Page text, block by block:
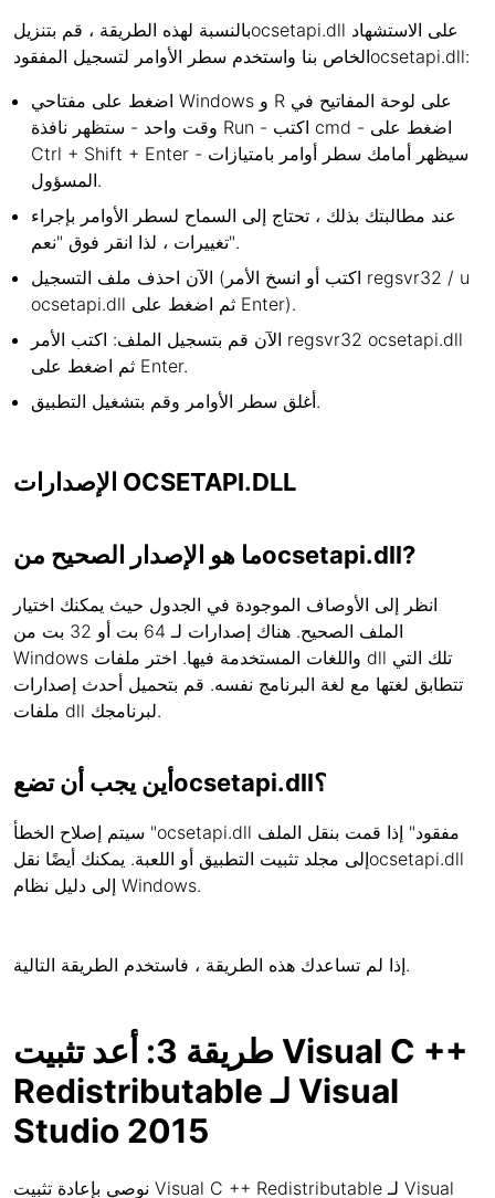
بالنسبة لهذه الطريقة ، قم بتنزيلocsetapi.dll على الاستشهاد
الخاص بنا واستخدم سطر الأوامر لتسجيل المفقودocsetapi.dll:
اضغط على مفتاحي Windows و R على لوحة المفاتيح في
وقت واحد - ستظهر نافذة Run - اكتب cmd - اضغط على
Ctrl + Shift + Enter - سيظهر أمامك سطر أوامر بامتيازات
المسؤول.
عند مطالبتك بذلك ، تحتاج إلى السماح لسطر الأوامر بإجراء
تغييرات ، لذا انقر فوق "نعم".
الآن احذف ملف التسجيل (اكتب أو انسخ الأمر regsvr32 / u
ocsetapi.dll ثم اضغط على Enter).
الآن قم بتسجيل الملف: اكتب الأمر regsvr32 ocsetapi.dll
ثم اضغط على Enter.
أغلق سطر الأوامر وقم بتشغيل التطبيق.
الإصدارات OCSETAPI.DLL
ما هو الإصدار الصحيح منocsetapi.dll?
انظر إلى الأوصاف الموجودة في الجدول حيث يمكنك اختيار
الملف الصحيح. هناك إصدارات لـ 64 بت أو 32 بت من
Windows واللغات المستخدمة فيها. اختر ملفات dll تلك التي
تتطابق لغتها مع لغة البرنامج نفسه. قم بتحميل أحدث إصدارات
ملفات dll لبرنامجك.
أين يجب أن تضعocsetapi.dll؟
سيتم إصلاح الخطأ "ocsetapi.dll مفقود" إذا قمت بنقل الملف
إلى مجلد تثبيت التطبيق أو اللعبة. يمكنك أيضًا نقلocsetapi.dll
إلى دليل نظام Windows.
إذا لم تساعدك هذه الطريقة ، فاستخدم الطريقة التالية.
طريقة 3: أعد تثبيت Visual C ++
Redistributable لـ Visual
Studio 2015
نوصي بإعادة تثبيت Visual C ++ Redistributable لـ Visual